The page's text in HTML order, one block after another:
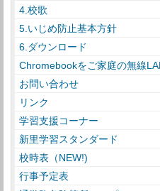
4.校歌
5.いじめ防止基本方針
6.ダウンロード
Chromebookをご家庭の無線
お問い合わせ
リンク
学習支援コーナー
新里学習スタンダード
校時表（NEW!)
行事予定表